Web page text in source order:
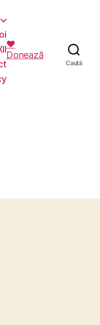
❤️
Donează
Caută